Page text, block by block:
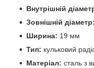
Внутрішній
Зовнішній діаметр:
Ширина: 19 мм
Тип: кульковий
Матеріал: сталь з